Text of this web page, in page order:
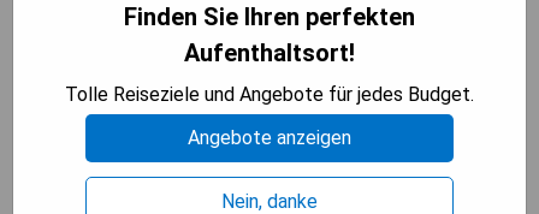
Finden Sie Ihren perfekten
Aufenthaltsort!
Tolle Reiseziele und Angebote für jedes Budget.
Angebote anzeigen
Nein, danke